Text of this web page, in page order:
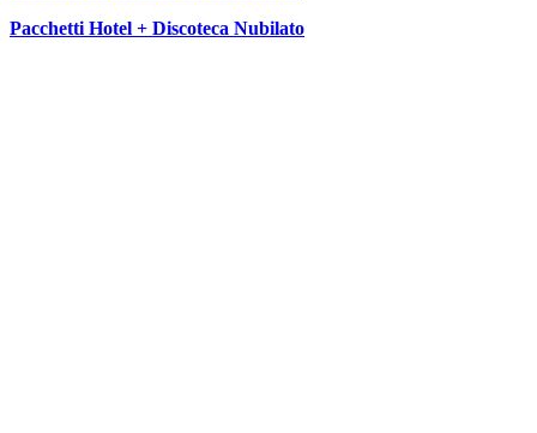
Pacchetti Hotel + Discoteca Nubilato